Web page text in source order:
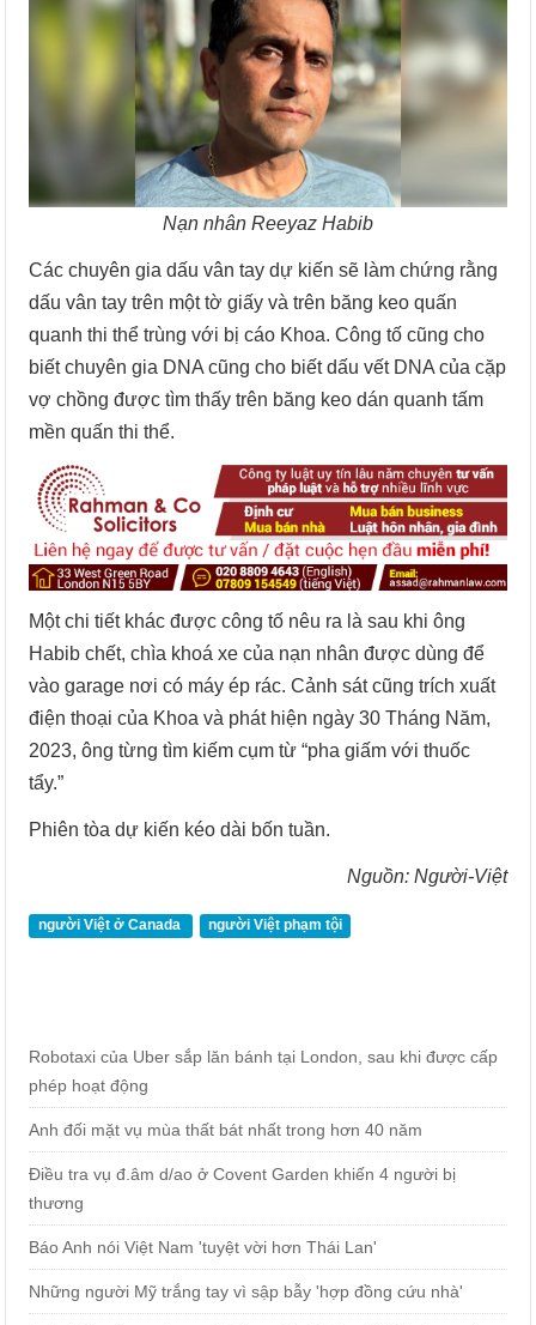
Nạn nhân Reeyaz Habib
Các chuyên gia dấu vân tay dự kiến sẽ làm chứng rằng
dấu vân tay trên một tờ giấy và trên băng keo quấn
quanh thi thể trùng với bị cáo Khoa. Công tố cũng cho
biết chuyên gia DNA cũng cho biết dấu vết DNA của cặp
vợ chồng được tìm thấy trên băng keo dán quanh tấm
mền quấn thi thể.
Một chi tiết khác được công tố nêu ra là sau khi ông
Habib chết, chìa khoá xe của nạn nhân được dùng để
vào garage nơi có máy ép rác. Cảnh sát cũng trích xuất
điện thoại của Khoa và phát hiện ngày 30 Tháng Năm,
2023, ông từng tìm kiếm cụm từ “pha giấm với thuốc
tẩy.”
Phiên tòa dự kiến kéo dài bốn tuần.
Nguồn: Người-Việt
người Việt ở Canada người Việt phạm tội
Robotaxi của Uber sắp lăn bánh tại London, sau khi được cấp
phép hoạt động
Anh đối mặt vụ mùa thất bát nhất trong hơn 40 năm
Điều tra vụ đ.âm d/ao ở Covent Garden khiến 4 người bị
thương
Báo Anh nói Việt Nam 'tuyệt vời hơn Thái Lan'
Những người Mỹ trắng tay vì sập bẫy 'hợp đồng cứu nhà'